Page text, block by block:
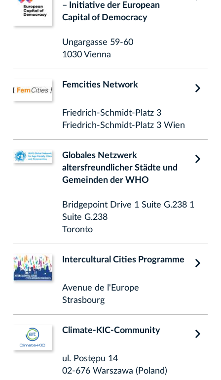
– Initiative der European
Capital of Democracy
Ungargasse 59-60
1030 Vienna
Femcities Network
Friedrich-Schmidt-Platz 3
Friedrich-Schmidt-Platz 3 Wien
Globales Netzwerk
altersfreundlicher Städte und
Gemeinden der WHO
Bridgepoint Drive 1 Suite G.238 1
Suite G.238
Toronto
Intercultural Cities Programme
Avenue de l'Europe
Strasbourg
Climate-KIC-Community
ul. Postępu 14
02-676 Warszawa (Poland)